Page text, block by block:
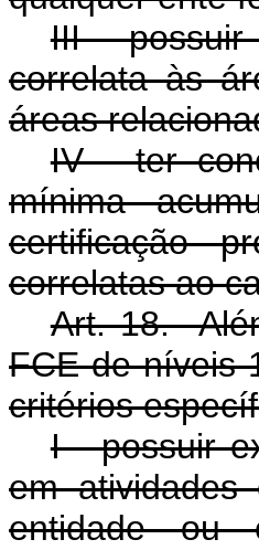
III - possuir
correlata às
áreas
IV - ter
mínima
certificação
correlatas ao
Art. 18.
FCE de níveis
critérios
I - possuir
em
entidade ou